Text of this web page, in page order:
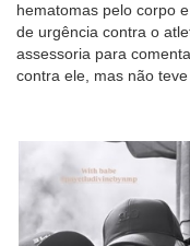
hematomas pelo corpo
de urgência contra o
assessoria para
contra ele, mas não